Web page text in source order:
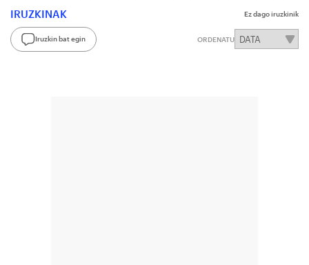
IRUZKINAK Ez dago iruzkinik
Iruzkin bat egin ORDENATU